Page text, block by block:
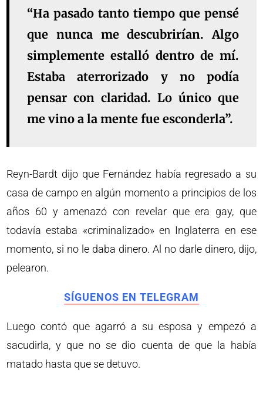
“Ha pasado tanto tiempo que pensé
que nunca me descubrirían. Algo
simplemente estalló dentro de mí.
Estaba aterrorizado y no podía
pensar con claridad. Lo único que
me vino a la mente fue esconderla”.
Reyn-Bardt dijo que Fernández había regresado a su
casa de campo en algún momento a principios de los
años 60 y amenazó con revelar que era gay, que
todavía estaba «criminalizado» en Inglaterra en ese
momento, si no le daba dinero. Al no darle dinero, dijo,
pelearon.
SÍGUENOS EN TELEGRAM
Luego contó que agarró a su esposa y empezó a
sacudirla, y que no se dio cuenta de que la había
matado hasta que se detuvo.